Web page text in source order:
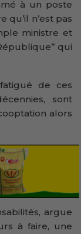
à un poste
qu’il n’est pas
ministre et
qui
de ces
sont
alors
argue
à faire, une